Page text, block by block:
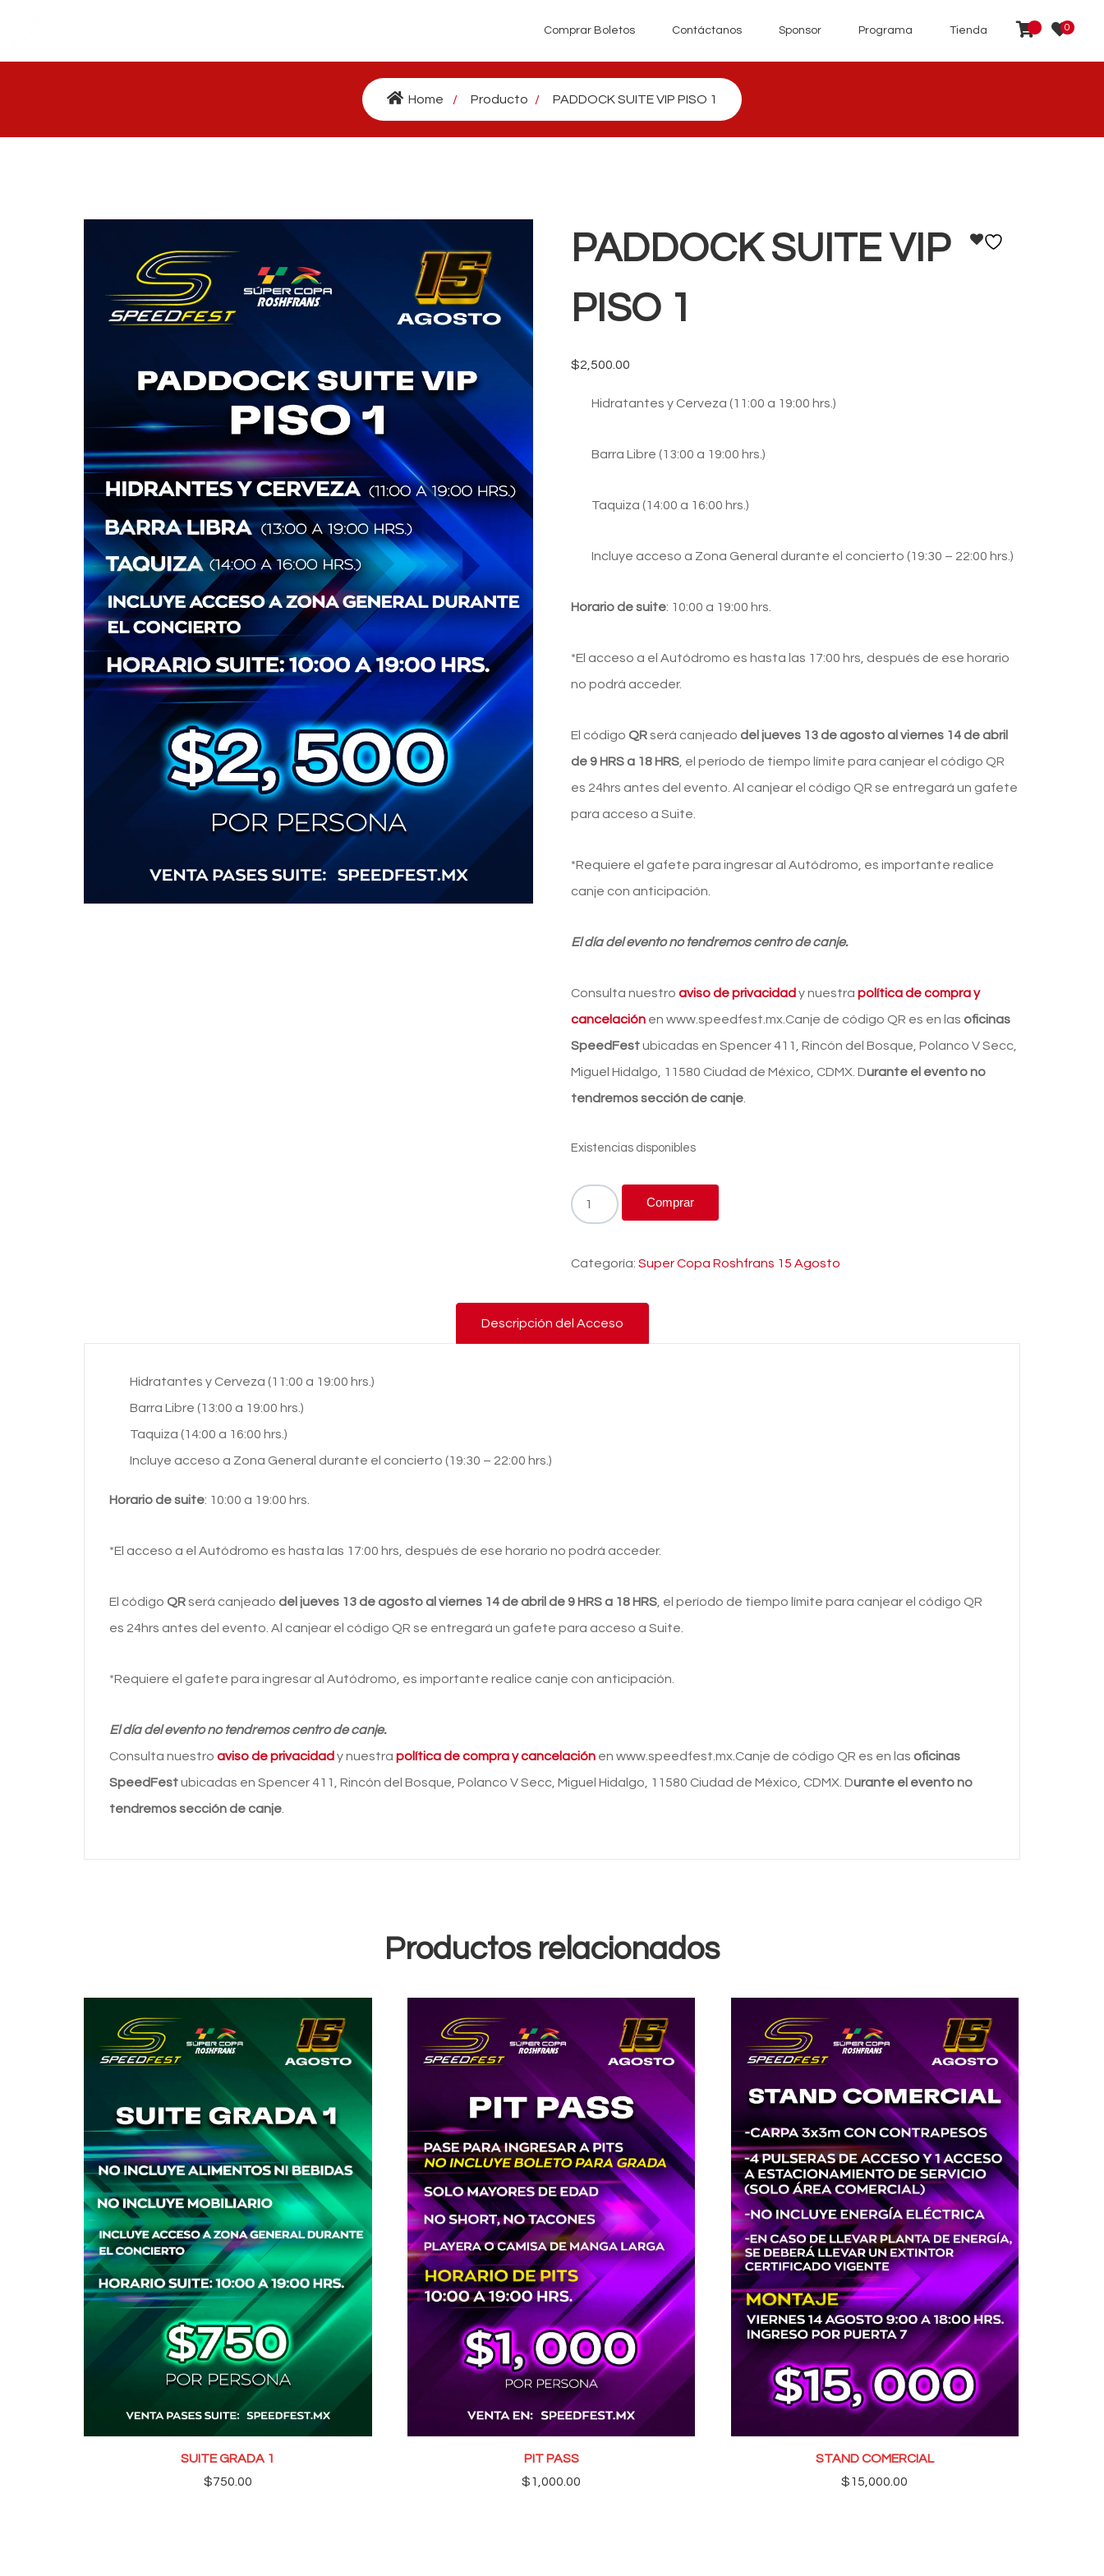
Comprar Boletos Contáctanos Sponsor Programa Tienda 0
Home Producto PADDOCK SUITE VIP PISO 1
PADDOCK SUITE VIP
PISO 1
$2,500.00
Hidratantes y Cerveza (11:00 a 19:00 hrs.)
Barra Libre (13:00 a 19:00 hrs.)
Taquiza (14:00 a 16:00 hrs.)
Incluye acceso a Zona General durante el concierto (19:30 – 22:00 hrs.)
Horario de suite: 10:00 a 19:00 hrs.
*El acceso a el Autódromo es hasta las 17:00 hrs, después de ese horario
no podrá acceder.
El código QRserá canjeado del jueves 13 de agosto al viernes 14 de abril
de 9 HRS a 18 HRS, el período de tiempo límite para canjear el código QR
es 24hrs antes del evento. Al canjear el código QR se entregará un gafete
para acceso a Suite.
*Requiere el gafete para ingresar al Autódromo, es importante realice
canje con anticipación.
El día del evento no tendremos centro de canje.
Consulta nuestro aviso de privacidad y nuestra política de compra y
cancelación en www.speedfest.mx.Canje de código QR es en las oficinas
SpeedFestubicadas en Spencer 411, Rincón del Bosque, Polanco V Secc,
Miguel Hidalgo, 11580 Ciudad de México, CDMX. Durante el evento no
tendremos sección de canje.
Existencias disponibles
Comprar
Categoría: Super Copa Roshfrans 15 Agosto
Descripción del Acceso
Hidratantes y Cerveza (11:00 a 19:00 hrs.)
Barra Libre (13:00 a 19:00 hrs.)
Taquiza (14:00 a 16:00 hrs.)
Incluye acceso a Zona General durante el concierto (19:30 – 22:00 hrs.)
Horario de suite: 10:00 a 19:00 hrs.
*El acceso a el Autódromo es hasta las 17:00 hrs, después de ese horario no podrá acceder.
El código QRserá canjeado del jueves 13 de agosto al viernes 14 de abril de 9 HRS a 18 HRS , el período de tiempo límite para canjear el código QR
es 24hrs antes del evento. Al canjear el código QR se entregará un gafete para acceso a Suite.
*Requiere el gafete para ingresar al Autódromo, es importante realice canje con anticipación.
El día del evento no tendremos centro de canje.
Consulta nuestro aviso de privacidad y nuestra política de compra y cancelación en www.speedfest.mx.Canje de código QR es en las oficinas
SpeedFestubicadas en Spencer 411, Rincón del Bosque, Polanco V Secc, Miguel Hidalgo, 11580 Ciudad de México, CDMX. Durante el evento no
tendremos sección de canje
Productos relacionados
SUITE GRADA 1
$750.00
PIT PASS
$1,000.00
STAND COMERCIAL
$15,000.00